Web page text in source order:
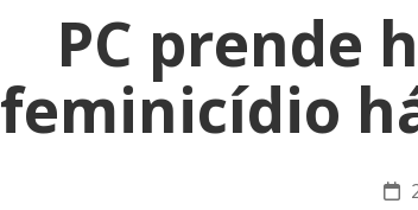
PC prende
feminicídio